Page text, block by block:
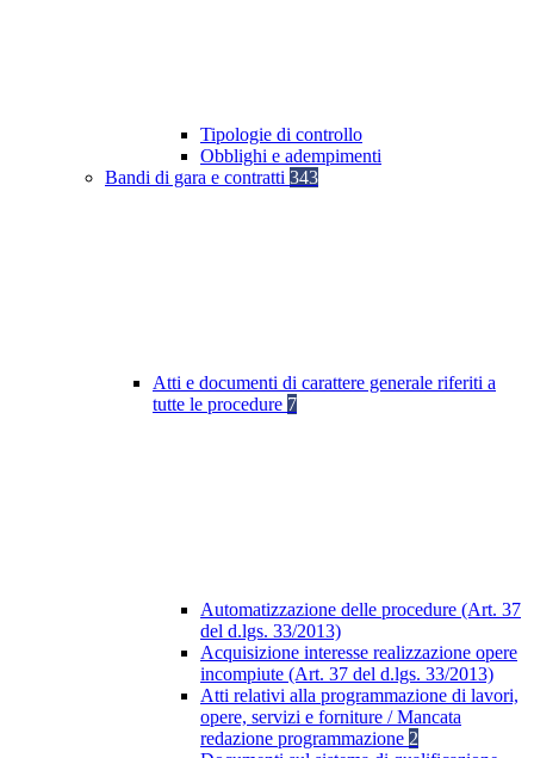
Tipologie di controllo
Obblighi e adempimenti
Bandi di gara e contratti 343
Atti e documenti di carattere generale riferiti a
tutte le procedure 7
Automatizzazione delle procedure (Art. 37
del d.lgs. 33/2013)
Acquisizione interesse realizzazione opere
incompiute (Art. 37 del d.lgs. 33/2013)
Atti relativi alla programmazione di lavori,
opere, servizi e forniture / Mancata
redazione programmazione 2